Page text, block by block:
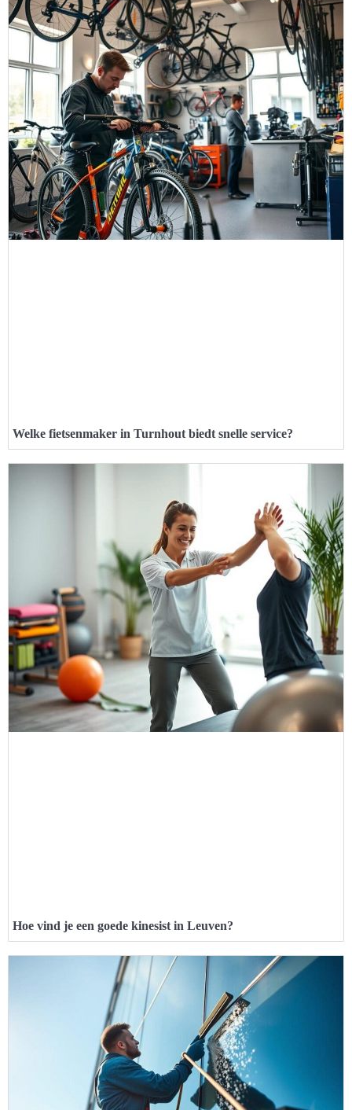
Welke fietsenmaker in Turnhout biedt snelle service?
Hoe vind je een goede kinesist in Leuven?